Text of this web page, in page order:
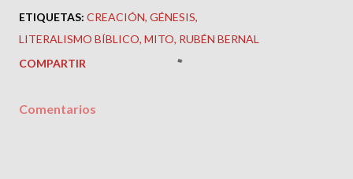
ETIQUETAS: CREACIÓN GÉNESIS
LITERALISMO BÍBLICO MITO RUBÉN BERNAL
COMPARTIR
Comentarios